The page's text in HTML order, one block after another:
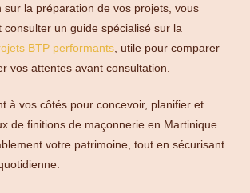
sur la préparation de vos projets, vous
consulter un guide spécialisé sur la
BTP performants , utile pour comparer
vos attentes avant consultation.
à vos côtés pour concevoir, planifier et
de finitions de maçonnerie en Martinique
votre patrimoine, tout en sécurisant